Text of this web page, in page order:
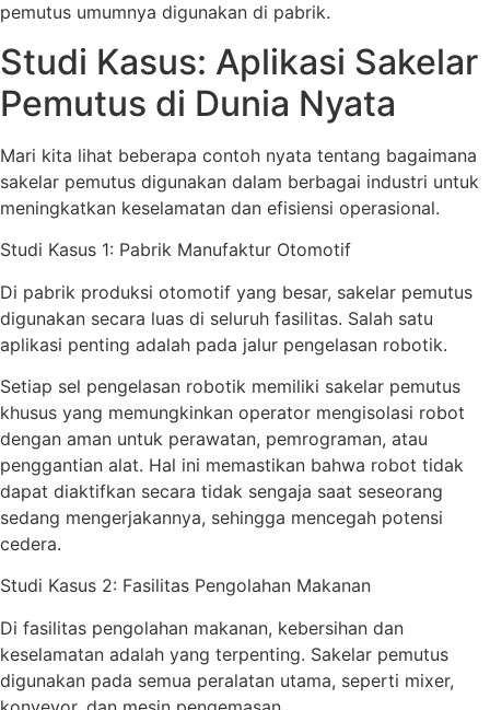
pemutus umumnya digunakan di pabrik.
Studi Kasus: Aplikasi Sakelar
Pemutus di Dunia Nyata
Mari kita lihat beberapa contoh nyata tentang bagaimana
sakelar pemutus digunakan dalam berbagai industri untuk
meningkatkan keselamatan dan efisiensi operasional.
Studi Kasus 1: Pabrik Manufaktur Otomotif
Di pabrik produksi otomotif yang besar, sakelar pemutus
digunakan secara luas di seluruh fasilitas. Salah satu
aplikasi penting adalah pada jalur pengelasan robotik.
Setiap sel pengelasan robotik memiliki sakelar pemutus
khusus yang memungkinkan operator mengisolasi robot
dengan aman untuk perawatan, pemrograman, atau
penggantian alat. Hal ini memastikan bahwa robot tidak
dapat diaktifkan secara tidak sengaja saat seseorang
sedang mengerjakannya, sehingga mencegah potensi
cedera.
Studi Kasus 2: Fasilitas Pengolahan Makanan
Di fasilitas pengolahan makanan, kebersihan dan
keselamatan adalah yang terpenting. Sakelar pemutus
digunakan pada semua peralatan utama, seperti mixer,